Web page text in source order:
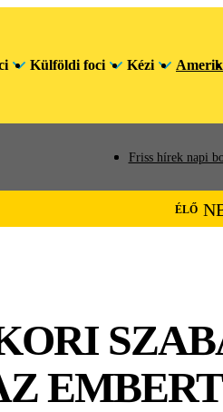
Külföldi foci Kézi
Friss hírek napi
ÉLŐ